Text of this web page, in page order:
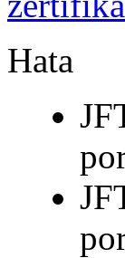
Hata